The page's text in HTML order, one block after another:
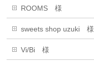
ROOMS 様
sweets shop uzuki 様
Vi/Bi 様